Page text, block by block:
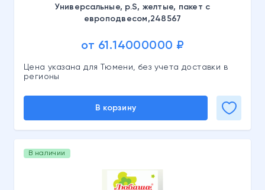
Универсальные, р.S, желтые, пакет с
европодвесом,248567
от 61.14000000 ₽
Цена указана для Тюмени, без учета доставки в
регионы
В корзину
В наличии